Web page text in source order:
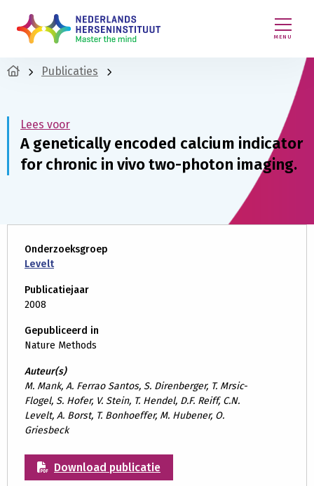
MENU
Publicaties
Lees voor
A genetically encoded calcium indicator
for chronic in vivo two-photon imaging.
Onderzoeksgroep
Levelt
Publicatiejaar
2008
Gepubliceerd in
Nature Methods
Auteur(s)
M. Mank, A. Ferrao Santos, S. Direnberger, T. Mrsic-
Flogel, S. Hofer, V. Stein, T. Hendel, D.F. Reiff, C.N.
Levelt, A. Borst, T. Bonhoeffer, M. Hubener, O.
Griesbeck
Download publicatie